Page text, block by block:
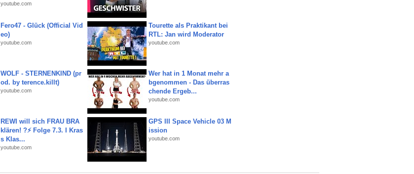
youtube.com
Fero47 - Glück (Official Vid
eo)
youtube.com
Tourette als Praktikant bei
RTL: Jan wird Moderator
youtube.com
WOLF - STERNENKIND (pr
od. by terence.killt)
youtube.com
Wer hat in 1 Monat mehr a
bgenommen - Das überras
chende Ergeb...
youtube.com
REWI will sich FRAU BRA
klären! ?⚡️ Folge 7.3. I Kras
s Klas...
youtube.com
GPS III Space Vehicle 03 M
ission
youtube.com